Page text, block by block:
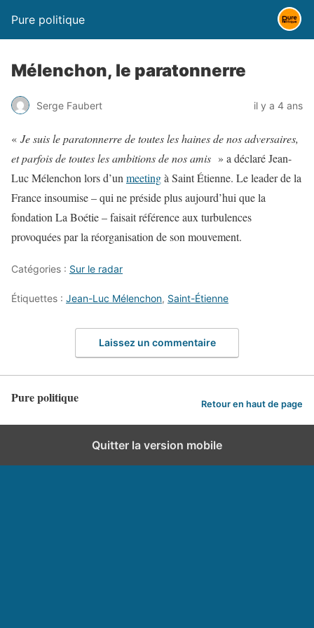
Pure politique
Mélenchon, le paratonnerre
Serge Faubert il y a 4 ans
« Je suis le paratonnerre de toutes les haines de nos adversaires,
et parfois de toutes les ambitions de nos amis » a déclaré Jean-
Luc Mélenchon lors d’un meetingà Saint Étienne. Le leader de la
France insoumise – qui ne préside plus aujourd’hui que la
fondation La Boétie – faisait référence aux turbulences
provoquées par la réorganisation de son mouvement.
Catégories : Sur le radar
Étiquettes : Jean-Luc Mélenchon, Saint-Étienne
Laissez un commentaire
Pure politique Retour en haut de page
Quitter la version mobile